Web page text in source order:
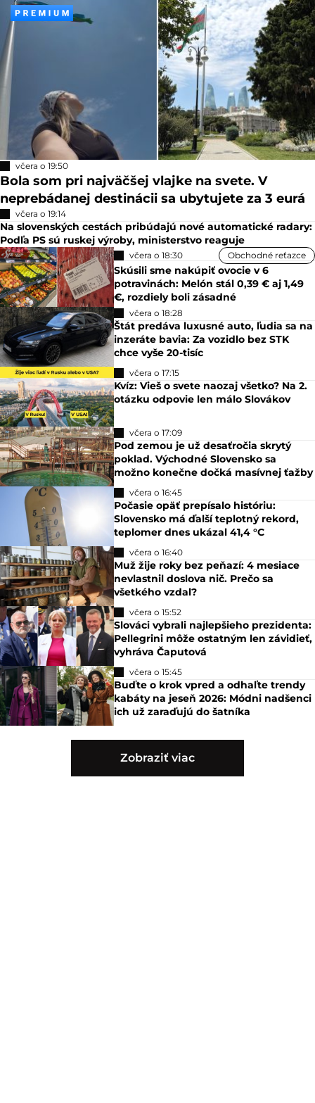
včera o 19:50
Bola som pri najväčšej vlajke na svete. V
neprebádanej destinácii sa ubytujete za 3 eurá
včera o 19:14
Na slovenských cestách pribúdajú nové automatické radary:
Podľa PS sú ruskej výroby, ministerstvo reaguje
včera o 18:30 Obchodné reťazce
Skúsili sme nakúpiť ovocie v 6
potravinách: Melón stál 0,39 € aj 1,49
€, rozdiely boli zásadné
včera o 18:28
Štát predáva luxusné auto, ľudia sa na
inzeráte bavia: Za vozidlo bez STK
chce vyše 20-tisíc
včera o 17:15
Kvíz: Vieš o svete naozaj všetko? Na 2.
otázku odpovie len málo Slovákov
včera o 17:09
Pod zemou je už desaťročia skrytý
poklad. Východné Slovensko sa
možno konečne dočká masívnej ťažby
včera o 16:45
Počasie opäť prepísalo históriu:
Slovensko má ďalší teplotný rekord,
teplomer dnes ukázal 41,4 °C
včera o 16:40
Muž žije roky bez peňazí: 4 mesiace
nevlastnil doslova nič. Prečo sa
všetkého vzdal?
včera o 15:52
Slováci vybrali najlepšieho prezidenta:
Pellegrini môže ostatným len závidieť,
vyhráva Čaputová
včera o 15:45
Buďte o krok vpred a odhaľte trendy
kabáty na jeseň 2026: Módni nadšenci
ich už zaraďujú do šatníka
Zobraziť viac